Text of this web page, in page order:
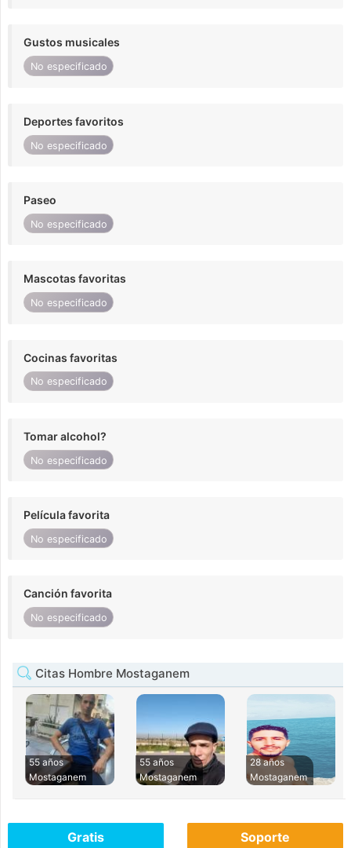
Gustos musicales
No especificado
Deportes favoritos
No especificado
Paseo
No especificado
Mascotas favoritas
No especificado
Cocinas favoritas
No especificado
Tomar alcohol?
No especificado
Película favorita
No especificado
Canción favorita
No especificado
Citas Hombre Mostaganem
55 años
Mostaganem
55 años
Mostaganem
28 años
Mostaganem
Gratis Soporte